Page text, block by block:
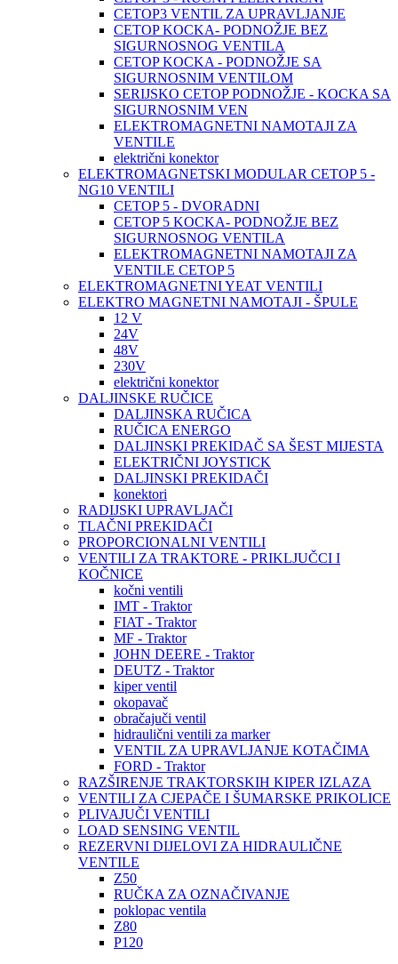
CETOP3 VENTIL ZA UPRAVLJANJE
CETOP KOCKA- PODNOŽJE BEZ
SIGURNOSNOG VENTILA
CETOP KOCKA - PODNOŽJE SA
SIGURNOSNIM VENTILOM
SERIJSKO CETOP PODNOŽJE - KOCKA SA
SIGURNOSNIM VEN
ELEKTROMAGNETNI NAMOTAJI ZA
VENTILE
električni konektor
ELEKTROMAGNETSKI MODULAR CETOP 5 -
NG10 VENTILI
CETOP 5 - DVORADNI
CETOP 5 KOCKA- PODNOŽJE BEZ
SIGURNOSNOG VENTILA
ELEKTROMAGNETNI NAMOTAJI ZA
VENTILE CETOP 5
ELEKTROMAGNETNI YEAT VENTILI
ELEKTRO MAGNETNI NAMOTAJI - ŠPULE
12 V
24V
48V
230V
električni konektor
DALJINSKE RUČICE
DALJINSKA RUČICA
RUČICA ENERGO
DALJINSKI PREKIDAČ SA ŠEST MIJESTA
ELEKTRIČNI JOYSTICK
DALJINSKI PREKIDAČI
konektori
RADIJSKI UPRAVLJAČI
TLAČNI PREKIDAČI
PROPORCIONALNI VENTILI
VENTILI ZA TRAKTORE - PRIKLJUČCI I
KOČNICE
kočni ventili
IMT - Traktor
FIAT - Traktor
MF - Traktor
JOHN DEERE - Traktor
DEUTZ - Traktor
kiper ventil
okopavač
obračajuči ventil
hidraulični ventili za marker
VENTIL ZA UPRAVLJANJE KOTAČIMA
FORD - Traktor
RAZŠIRENJE TRAKTORSKIH KIPER IZLAZA
VENTILI ZA CJEPAČE I ŠUMARSKE PRIKOLICE
PLIVAJUČI VENTILI
LOAD SENSING VENTIL
REZERVNI DIJELOVI ZA HIDRAULIČNE
VENTILE
Z50
RUČKA ZA OZNAČIVANJE
poklopac ventila
Z80
P120